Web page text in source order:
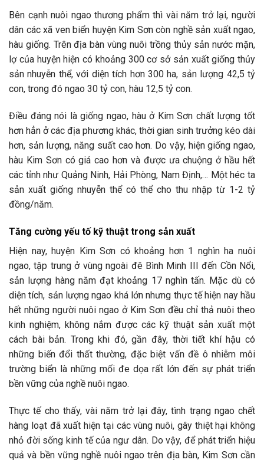
Bên cạnh nuôi ngao thương phẩm thì vài năm trở lại, người
dân các xã ven biển huyện Kim Sơn còn nghề sản xuất ngao,
hàu giống. Trên địa bàn vùng nuôi trồng thủy sản nước mặn,
lợ của huyện hiện có khoảng 300 cơ sở sản xuất giống thủy
sản nhuyễn thể, với diện tích hơn 300 ha, sản lượng 42,5 tỷ
con, trong đó ngao 30 tỷ con, hàu 12,5 tỷ con.
Điều đáng nói là giống ngao, hàu ở Kim Sơn chất lượng tốt
hơn hẳn ở các địa phương khác, thời gian sinh trưởng kéo dài
hơn, sản lượng, năng suất cao hơn. Do vậy, hiện giống ngao,
hàu Kim Sơn có giá cao hơn và được ưa chuộng ở hầu hết
các tỉnh như Quảng Ninh, Hải Phòng, Nam Định,… Một héc ta
sản xuất giống nhuyễn thể có thể cho thu nhập từ 1-2 tỷ
đồng/năm.
Tăng cường yếu tố kỹ thuật trong sản xuất
Hiện nay, huyện Kim Sơn có khoảng hơn 1 nghìn ha nuôi
ngao, tập trung ở vùng ngoài đê Bình Minh III đến Cồn Nổi,
sản lượng hàng năm đạt khoảng 17 nghìn tấn. Mặc dù có
diện tích, sản lượng ngao khá lớn nhưng thực tế hiện nay hầu
hết những người nuôi ngao ở Kim Sơn đều chỉ thả nuôi theo
kinh nghiệm, không nắm được các kỹ thuật sản xuất một
cách bài bản. Trong khi đó, gần đây, thời tiết khí hậu có
những biến đổi thất thường, đặc biệt vấn đề ô nhiễm môi
trường biển là những mối đe dọa rất lớn đến sự phát triển
bền vững của nghề nuôi ngao.
Thực tế cho thấy, vài năm trở lại đây, tình trạng ngao chết
hàng loạt đã xuất hiện tại các vùng nuôi, gây thiệt hại không
nhỏ đời sống kinh tế của ngư dân. Do vậy, để phát triển hiệu
quả và bền vững nghề nuôi ngao trên địa bàn, Kim Sơn cần